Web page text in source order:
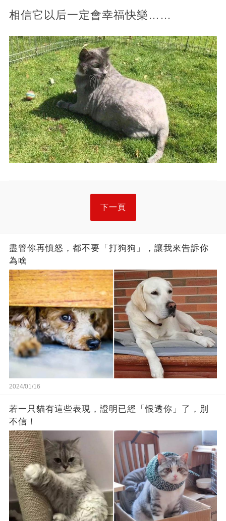
相信它以后一定會幸福快樂……
下一頁
盡管你再憤怒，都不要「打狗狗」，讓我來告訴你
為啥
2024/01/16
若一只貓有這些表現，證明已經「恨透你」了，別
不信！